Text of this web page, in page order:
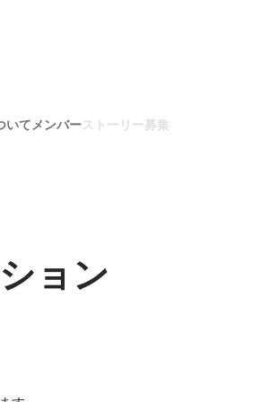
いて メンバーストーリー募集
ョン